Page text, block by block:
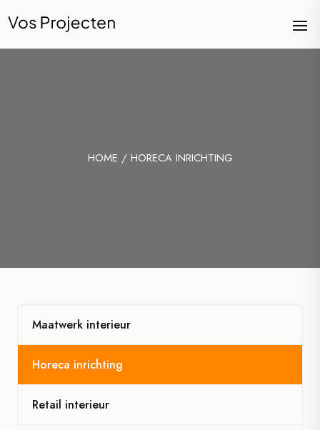
HOME / HORECA INRICHTING
Maatwerk interieur
Horeca inrichting
Retail interieur